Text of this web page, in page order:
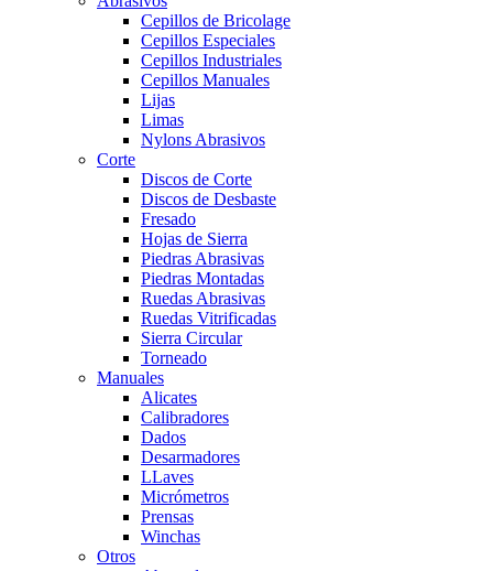
Cepillos de Bricolage
Cepillos Especiales
Cepillos Industriales
Cepillos Manuales
Lijas
Limas
Nylons Abrasivos
Corte
Discos de Corte
Discos de Desbaste
Fresado
Hojas de Sierra
Piedras Abrasivas
Piedras Montadas
Ruedas Abrasivas
Ruedas Vitrificadas
Sierra Circular
Torneado
Manuales
Alicates
Calibradores
Dados
Desarmadores
LLaves
Micrómetros
Prensas
Winchas
Otros